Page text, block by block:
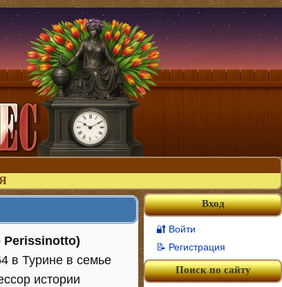
Я
Perissinotto)
в Турине в семье
истории
Вход
🔐 Войти
📝 Регистрация
Поиск по сайту